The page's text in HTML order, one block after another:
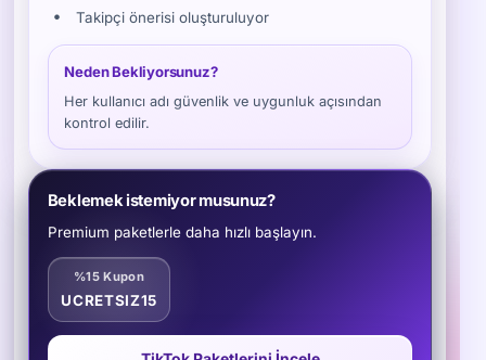
• Takipçi önerisi oluşturuluyor
Neden Bekliyorsunuz?
Her kullanıcı adı güvenlik ve uygunluk açısından
kontrol edilir.
Beklemek istemiyor musunuz?
Premium paketlerle daha hızlı başlayın.
%15 Kupon
UCRETSIZ15